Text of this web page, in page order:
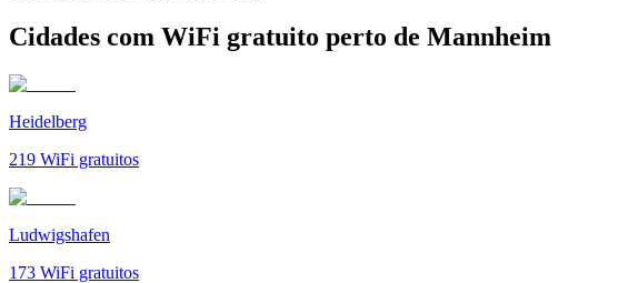
Cidades com WiFi gratuito perto de Mannheim
Heidelberg
219 WiFi gratuitos
Ludwigshafen
173 WiFi gratuitos